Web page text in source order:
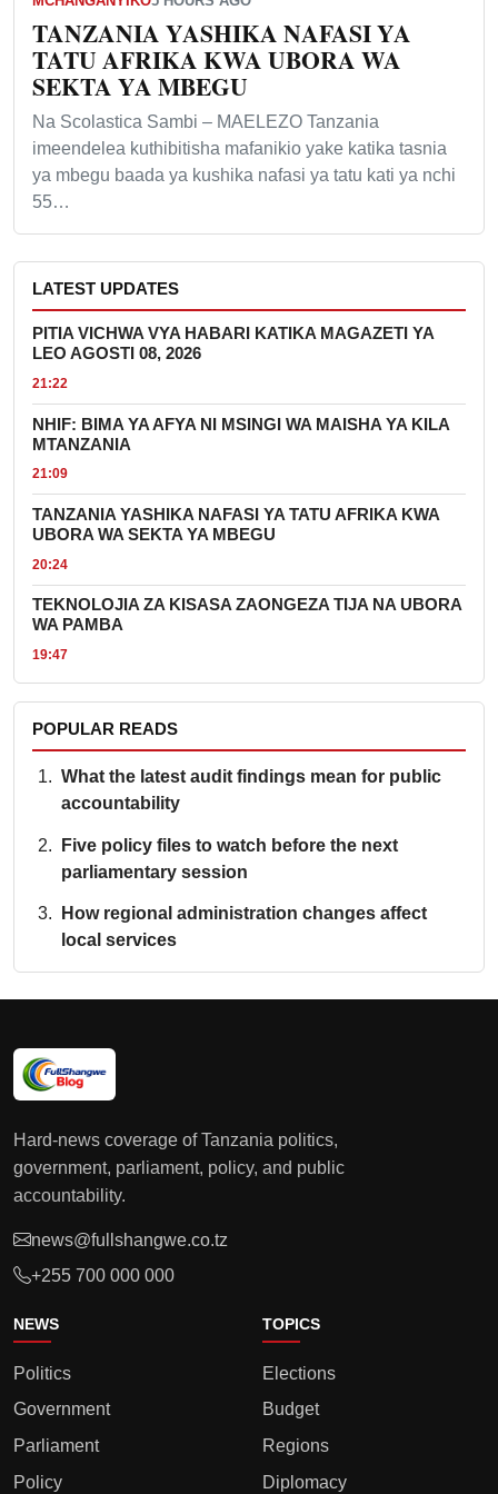
TANZANIA YASHIKA NAFASI YA
TATU AFRIKA KWA UBORA WA
SEKTA YA MBEGU
Na Scolastica Sambi – MAELEZO Tanzania
imeendelea kuthibitisha mafanikio yake katika tasnia
ya mbegu baada ya kushika nafasi ya tatu kati ya nchi
55…
LATEST UPDATES
PITIA VICHWA VYA HABARI KATIKA MAGAZETI YA
LEO AGOSTI 08, 2026
21:22
NHIF: BIMA YA AFYA NI MSINGI WA MAISHA YA KILA
MTANZANIA
21:09
TANZANIA YASHIKA NAFASI YA TATU AFRIKA KWA
UBORA WA SEKTA YA MBEGU
20:24
TEKNOLOJIA ZA KISASA ZAONGEZA TIJA NA UBORA
WA PAMBA
19:47
POPULAR READS
What the latest audit findings mean for public
accountability
Five policy files to watch before the next
parliamentary session
How regional administration changes affect
local services
Hard-news coverage of Tanzania politics,
government, parliament, policy, and public
accountability.
news@fullshangwe.co.tz
+255 700 000 000
NEWS
Politics
Government
Parliament
Policy
TOPICS
Elections
Budget
Regions
Diplomacy